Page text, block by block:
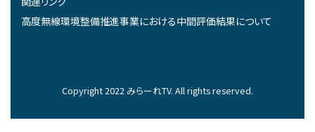
高度無線環境整備推進事業における中間評価結果について
Copyright 2022 みらーれTV. All rights reserved.